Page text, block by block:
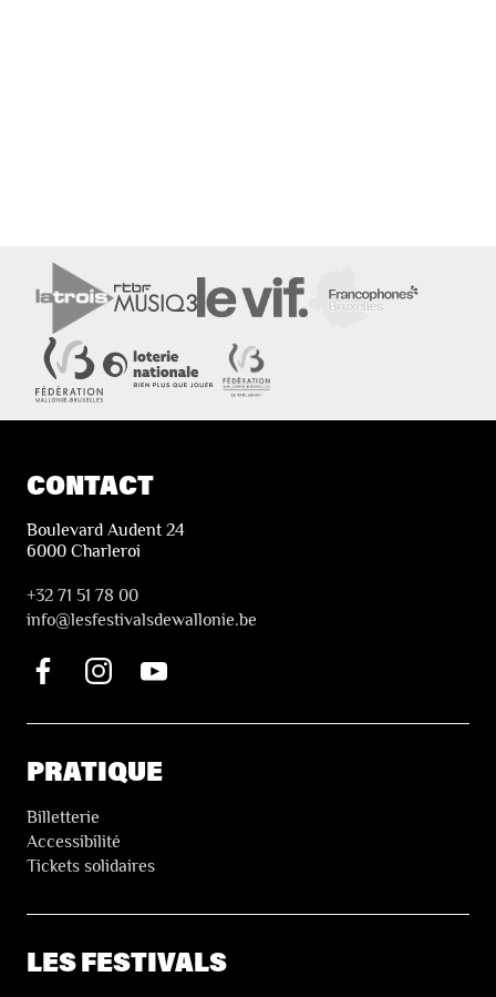
CONTACT
Boulevard Audent 24
6000 Charleroi
+32 71 51 78 00
info@lesfestivalsdewallonie.be
PRATIQUE
Billetterie
Accessibilité
Tickets solidaires
LES FESTIVALS